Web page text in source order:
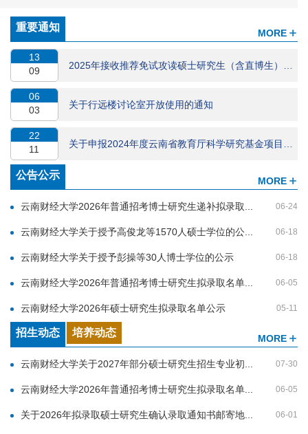
重要通知
13
09
06
03
关于行远楼讨论室开放使用的通知
22
11
MORE
公告公示
云南财经大学2026年普通招考博士研究生递补拟录取... 06-24
云南财经大学关于授予高俊龙等1570人硕士学位的公... 06-18
云南财经大学关于授予彭操等30人博士学位的公示 06-18
云南财经大学2026年普通招考博士研究生拟录取名单... 06-05
云南财经大学2026年硕士研究生拟录取名单公示 05-11
MORE
招生动态 培养动态
云南财经大学关于2027年部分硕士研究生招生专业初... 07-30
云南财经大学2026年普通招考博士研究生拟录取名单... 06-05
关于2026年拟录取硕士研究生确认录取通知书邮寄地... 06-01
MORE